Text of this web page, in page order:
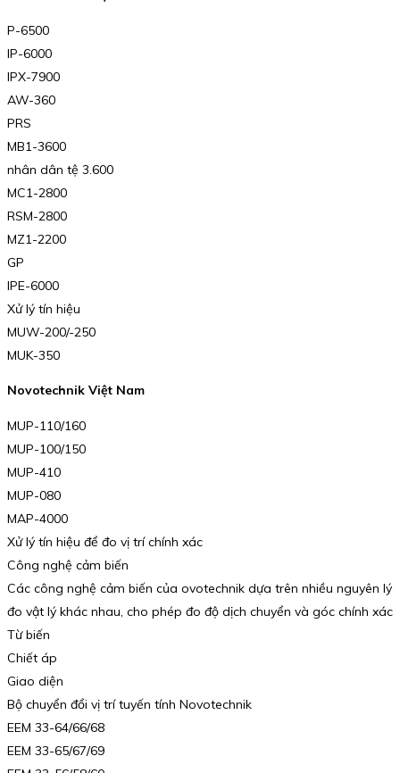
P-6500
IP-6000
IPX-7900
AW-360
PRS
MB1-3600
nhân dân tệ 3.600
MC1-2800
RSM-2800
MZ1-2200
GP
IPE-6000
Xử lý tín hiệu
MUW-200/-250
MUK-350
Novotechnik Việt Nam
MUP-110/160
MUP-100/150
MUP-410
MUP-080
MAP-4000
Xử lý tín hiệu để đo vị trí chính xác
Công nghệ cảm biến
Các công nghệ cảm biến của ovotechnik dựa trên nhiều nguyên lý
đo vật lý khác nhau, cho phép đo độ dịch chuyển và góc chính xác
Từ biến
Chiết áp
Giao diện
Bộ chuyển đổi vị trí tuyến tính Novotechnik
EEM 33-64/66/68
EEM 33-65/67/69